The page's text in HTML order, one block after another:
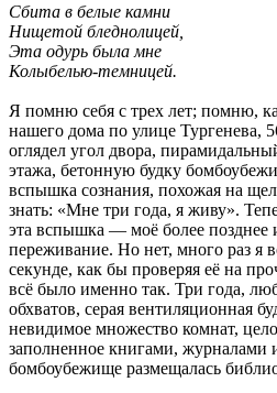
Сбита в белые камни
Нищетой бледнолицей,
Эта одурь была мне
Колыбелью-темницей.
Я помню себя с трех лет; помню,
нашего дома по улице Тургенева,
оглядел угол двора,
этажа, бетонную будку
вспышка сознания, похожая на
знать: «Мне три года, я живу».
эта вспышка — моё более позднее
переживание. Но нет, много раз я
секунде, как бы проверяя её на
всё было именно так. Три года,
обхватов, серая вентиляционная
невидимое множество комнат,
заполненное книгами, журналами
бомбоубежище размещалась